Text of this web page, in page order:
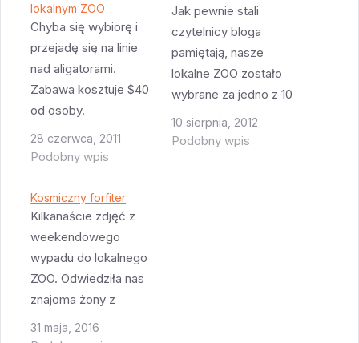
lokalnym ZOO
Chyba się wybiorę i
przejadę się na linie
nad aligatorami.
Zabawa kosztuje $40
od osoby.
28 czerwca, 2011
Podobny wpis
Jak pewnie stali
czytelnicy bloga
pamiętają, nasze
lokalne ZOO zostało
wybrane za jedno z 10
najlepszych ZOO w
USA. Jako że w
10 sierpnia, 2012
Podobny wpis
Kosmiczny forfiter
Kilkanaście zdjęć z
weekendowego
wypadu do lokalnego
ZOO. Odwiedziła nas
znajoma żony z
nastolatką i trzeba
31 maja, 2016